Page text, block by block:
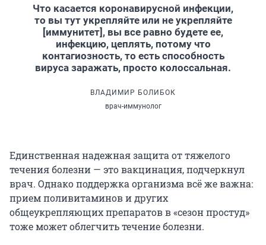
Что касается коронавирусной инфекции,
то вы тут укрепляйте или не укрепляйте
[иммунитет], вы все равно будете ее,
инфекцию, цеплять, потому что
контагиозность, то есть способность
вируса заражать, просто колоссальная.
ВЛАДИМИР БОЛИБОК
врач-иммунолог
Единственная надежная защита от тяжелого
течения болезни — это вакцинация, подчеркнул
врач. Однако поддержка организма всё же важна:
прием поливитаминов и других
общеукрепляющих препаратов в «сезон простуд»
тоже может облегчить течение болезни.